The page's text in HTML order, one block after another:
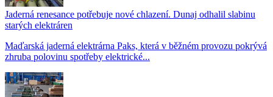
Jaderná renesance potřebuje nové chlazení. Dunaj odhalil slabinu
starých elektráren
Maďarská jaderná elektrárna Paks, která v běžném provozu pokrývá
zhruba polovinu spotřeby elektrické...